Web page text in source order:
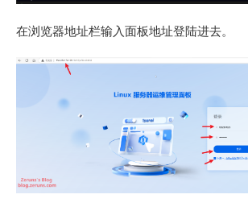
在浏览器地址栏输入面板地址登陆进去。